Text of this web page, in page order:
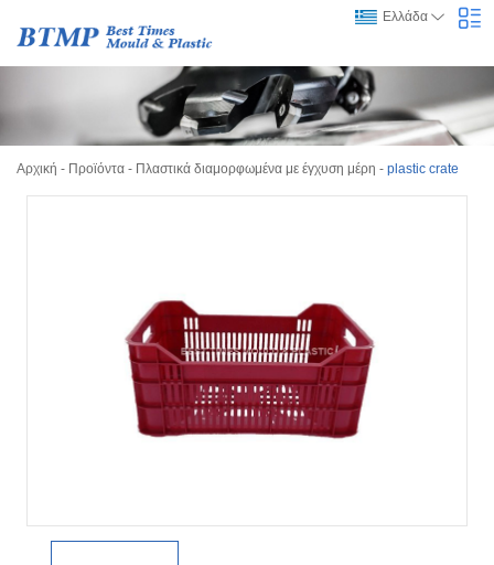
Ελλάδα
Αρχική - Προϊόντα - Πλαστικά διαμορφωμένα με έγχυση μέρη - plastic crate